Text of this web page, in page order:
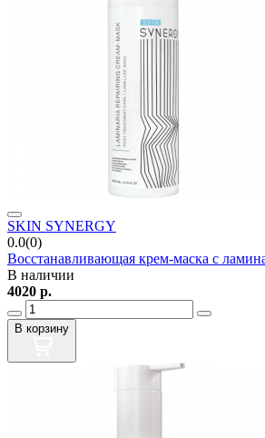
SKIN SYNERGY
0.0(0)
Восстанавливающая крем-маска с
В наличии
4020 р.
В корзину